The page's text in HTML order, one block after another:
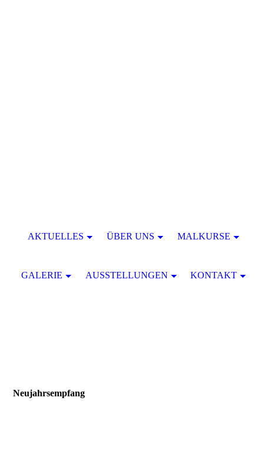
Neujahrsempfang
AKTUELLES ÜBER UNS MALKURSE
GALERIE AUSSTELLUNGEN KONTAKT